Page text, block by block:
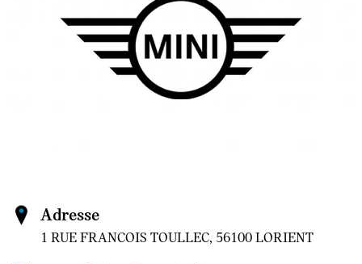
Adresse
1 RUE FRANCOIS TOULLEC, 56100 LORIENT